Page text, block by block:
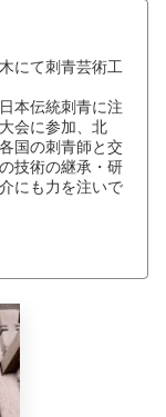
にて刺青芸術工
本伝統刺青に注
会に参加、北
国の刺青師と交
技術の継承・研
にも力を注いで